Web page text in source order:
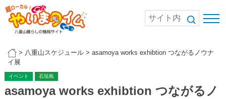
> 八重山スケジュール> asamoya works exhibtion つながるノウナ
イ展
イベント 石垣島
asamoya works exhibtion つながるノ